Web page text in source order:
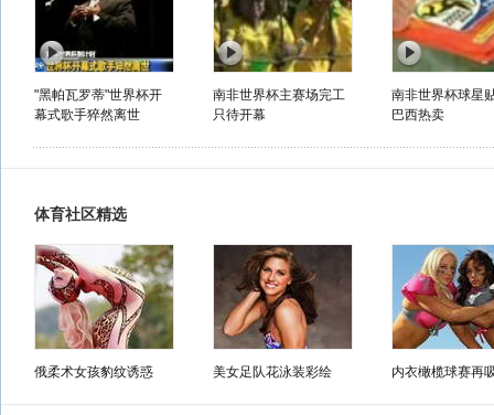
"黑帕瓦罗蒂"世界杯开
幕式歌手猝然离世
南非世界杯主赛场完工
只待开幕
南非世界杯球星
巴西热卖
体育社区精选
俄柔术女孩豹纹诱惑 美女足队花泳装彩绘 内衣橄榄球赛再